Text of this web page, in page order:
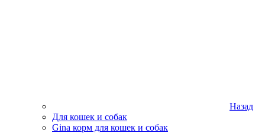
Назад
Для кошек и собак
Gina корм для кошек и собак